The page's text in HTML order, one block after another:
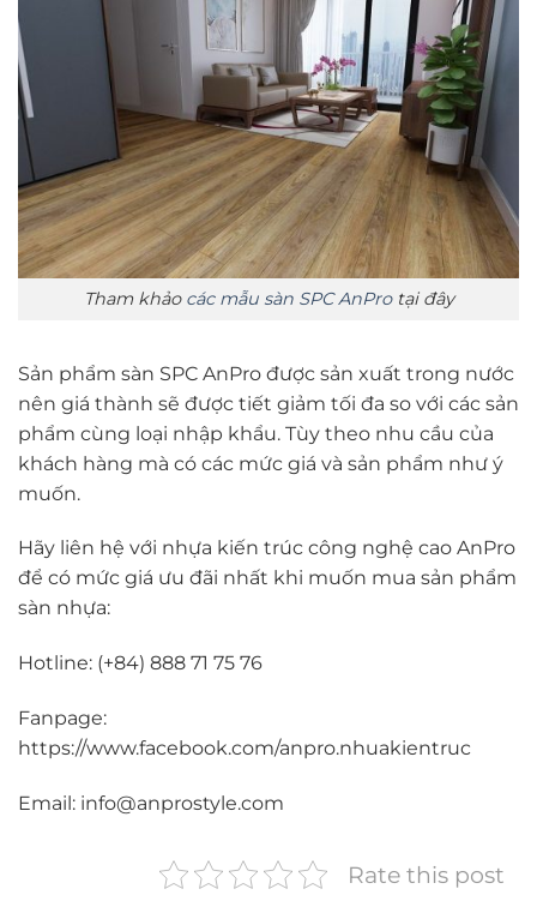
Tham khảo các mẫu sàn SPC AnProtại đây
Sản phẩm sàn SPC AnPro được sản xuất trong nước
nên giá thành sẽ được tiết giảm tối đa so với các sản
phẩm cùng loại nhập khẩu. Tùy theo nhu cầu của
khách hàng mà có các mức giá và sản phẩm như ý
muốn.
Hãy liên hệ với nhựa kiến trúc công nghệ cao AnPro
để có mức giá ưu đãi nhất khi muốn mua sản phẩm
sàn nhựa:
Hotline: (+84) 888 71 75 76
Fanpage:
https://www.facebook.com/anpro.nhuakientruc
Email: info@anprostyle.com
Rate this post